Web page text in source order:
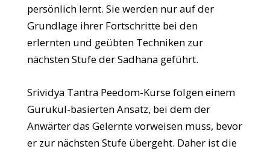
persönlich lernt. Sie werden nur auf der
Grundlage ihrer Fortschritte bei den
erlernten und geübten Techniken zur
nächsten Stufe der Sadhana geführt.
Srividya Tantra Peedom-Kurse folgen einem
Gurukul-basierten Ansatz, bei dem der
Anwärter das Gelernte vorweisen muss, bevor
er zur nächsten Stufe übergeht. Daher ist die